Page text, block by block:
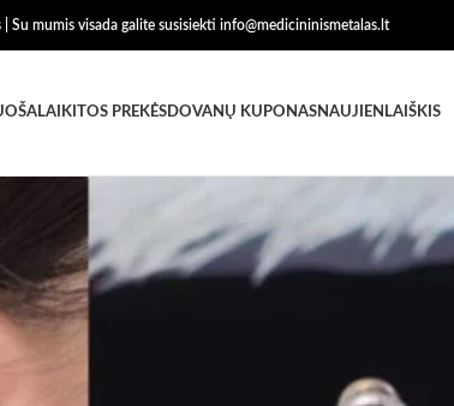
| Su mumis visada galite susisiekti info@medicininismetalas.lt
KITOS PREKĖSDOVANŲ KUPONASNAUJIENLAIŠKIS